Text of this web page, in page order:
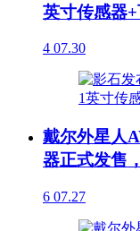
英寸传感器
4 07.30
戴尔外星人
器正式发售
6 07.27